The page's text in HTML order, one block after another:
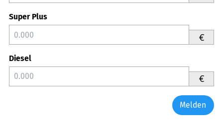
Super Plus
€
Diesel
€
Melden